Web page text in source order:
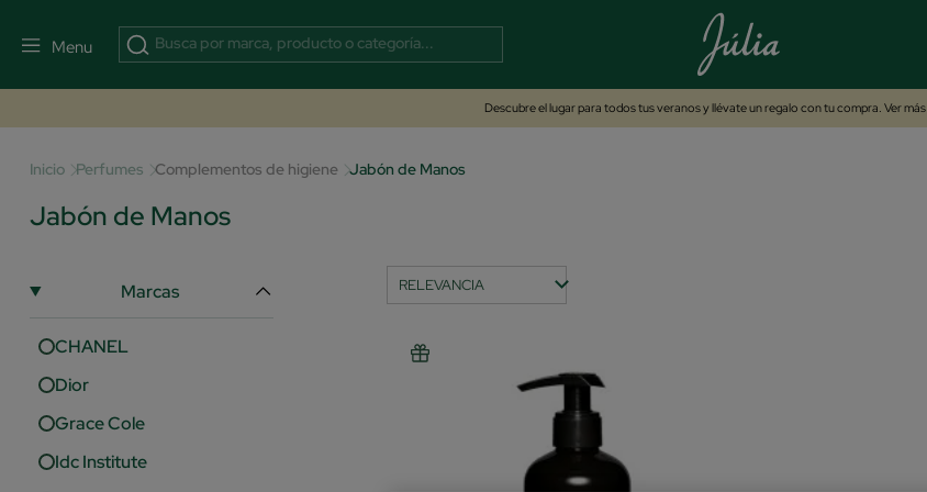
Menu
Descubre el lugar para todos tus veranos y llévate un regalo con tu compra. Ver más
Inicio Perfumes Complementos de higiene Jabón de Manos
Jabón de Manos
Marcas
CHANEL
Dior
Grace Cole
Idc Institute